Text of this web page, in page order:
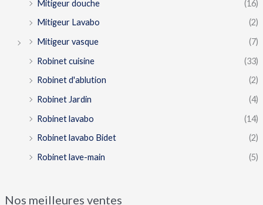
Mitigeur douche
(16)
Mitigeur Lavabo
(2)
Mitigeur vasque
(7)
Robinet cuisine
(33)
Robinet d'ablution
(2)
Robinet Jardin
(4)
Robinet lavabo
(14)
Robinet lavabo Bidet
(2)
Robinet lave-main
(5)
Nos meilleures ventes